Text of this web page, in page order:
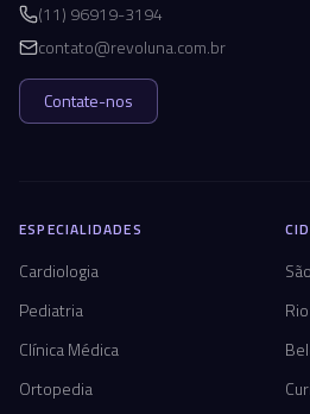
(11) 96919-3194
contato@revoluna.com.br
Contate-nos
ESPECIALIDADES
Cardiologia
Pediatria
Clínica Médica
Ortopedia